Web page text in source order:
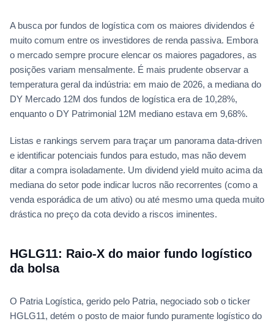
A busca por fundos de logística com os maiores dividendos é
muito comum entre os investidores de renda passiva. Embora
o mercado sempre procure elencar os maiores pagadores, as
posições variam mensalmente. É mais prudente observar a
temperatura geral da indústria: em maio de 2026, a mediana do
DY Mercado 12M dos fundos de logística era de 10,28%,
enquanto o DY Patrimonial 12M mediano estava em 9,68%.
Listas e rankings servem para traçar um panorama data-driven
e identificar potenciais fundos para estudo, mas não devem
ditar a compra isoladamente. Um dividend yield muito acima da
mediana do setor pode indicar lucros não recorrentes (como a
venda esporádica de um ativo) ou até mesmo uma queda muito
drástica no preço da cota devido a riscos iminentes.
HGLG11: Raio-X do maior fundo logístico
da bolsa
O Patria Logística, gerido pelo Patria, negociado sob o ticker
HGLG11, detém o posto de maior fundo puramente logístico do